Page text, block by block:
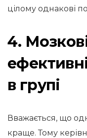
цілому однакові
4.
в групі
Вважається, що
краще. Тому